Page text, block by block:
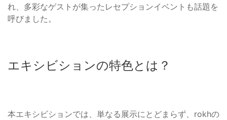
れ、多彩なゲストが集ったレセプションイベントも話題を
呼びました。
エキシビションの特色とは？
本エキシビションでは、単なる展示にとどまらず、rokhの